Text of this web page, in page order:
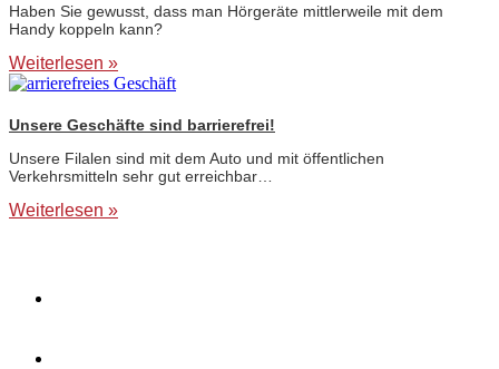
Haben Sie gewusst, dass man Hörgeräte mittlerweile mit dem
Handy koppeln kann?
Weiterlesen »
Unsere Geschäfte sind barrierefrei!
Unsere Filalen sind mit dem Auto und mit öffentlichen
Verkehrsmitteln sehr gut erreichbar…
Weiterlesen »